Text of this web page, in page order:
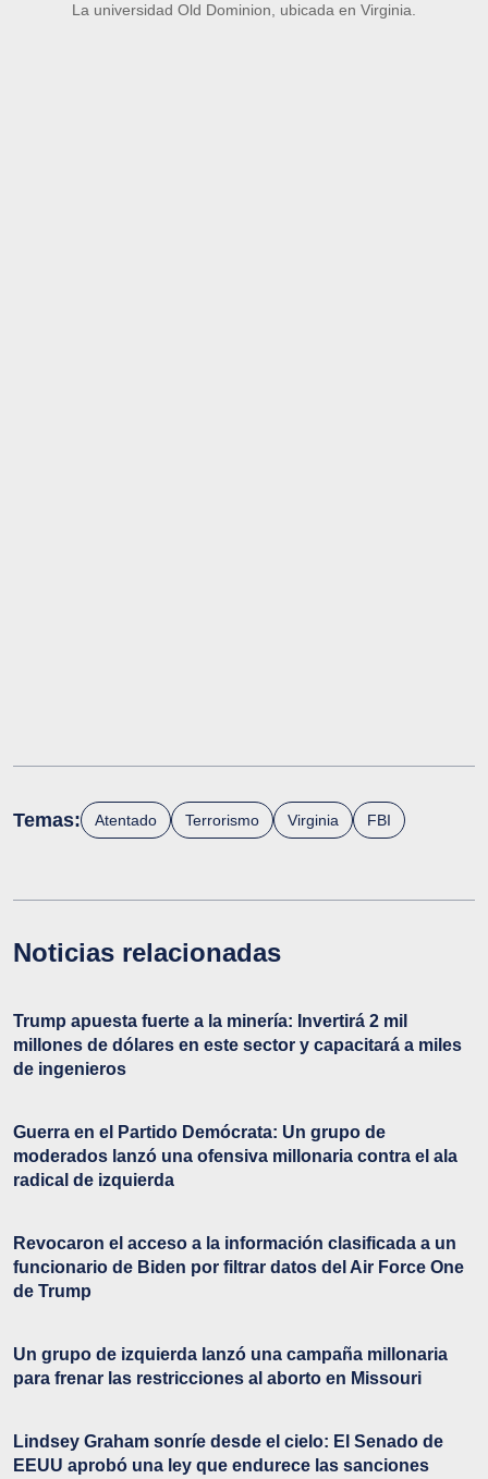
La universidad Old Dominion, ubicada en Virginia.
Temas: Atentado Terrorismo Virginia FBI
Noticias relacionadas
Trump apuesta fuerte a la minería: Invertirá 2 mil
millones de dólares en este sector y capacitará a miles
de ingenieros
Guerra en el Partido Demócrata: Un grupo de
moderados lanzó una ofensiva millonaria contra el ala
radical de izquierda
Revocaron el acceso a la información clasificada a un
funcionario de Biden por filtrar datos del Air Force One
de Trump
Un grupo de izquierda lanzó una campaña millonaria
para frenar las restricciones al aborto en Missouri
Lindsey Graham sonríe desde el cielo: El Senado de
EEUU aprobó una ley que endurece las sanciones